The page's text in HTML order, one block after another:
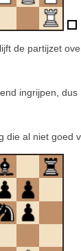
de partijzet
ingrijpen, dus
die al niet goed